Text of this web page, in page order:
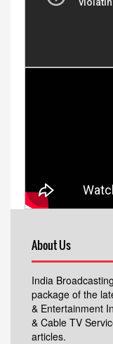
About Us
India
package of the
& Entertainment
& Cable TV
articles.